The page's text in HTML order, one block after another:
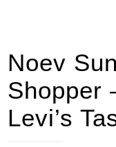
Noev
Shopper
Levi’s